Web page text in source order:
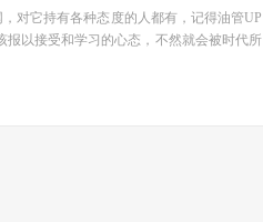
对它持有各种态度的人都有，记得油管UP
以接受和学习的心态，不然就会被时代所